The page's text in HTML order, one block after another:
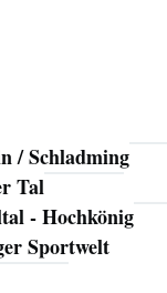
/ Schladming
Tal
- Hochkönig
Sportwelt